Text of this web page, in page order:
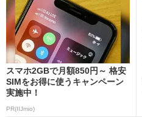
スマホ2GBで月額850円～ 格安
SIMをお得に使うキャンペーン
実施中！
PR(IIJmio)